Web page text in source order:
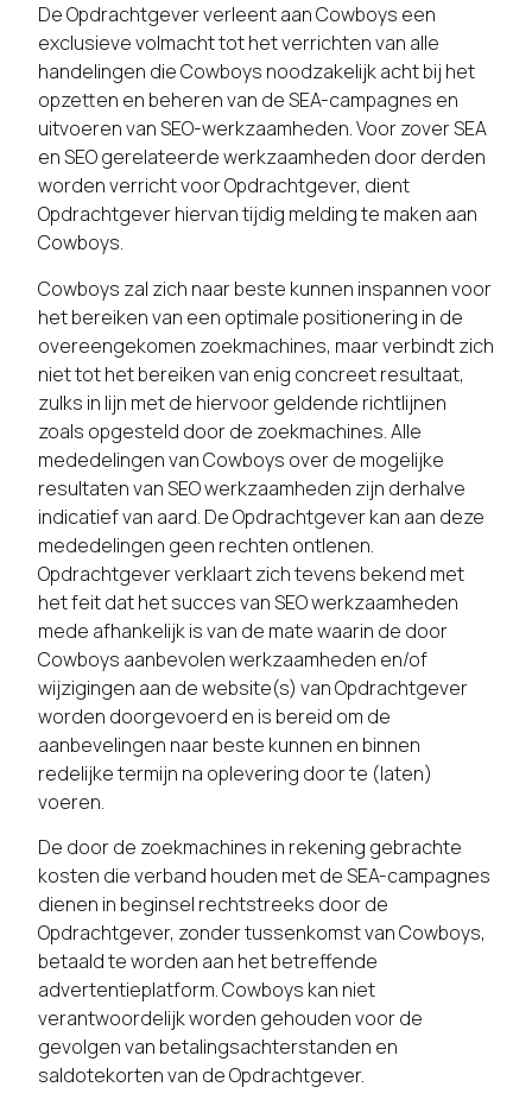
De Opdrachtgever verleent aan Cowboys een
exclusieve volmacht tot het verrichten van alle
handelingen die Cowboys noodzakelijk acht bij het
opzetten en beheren van de SEA-campagnes en
uitvoeren van SEO-werkzaamheden. Voor zover SEA
en SEO gerelateerde werkzaamheden door derden
worden verricht voor Opdrachtgever, dient
Opdrachtgever hiervan tijdig melding te maken aan
Cowboys.
Cowboys zal zich naar beste kunnen inspannen voor
het bereiken van een optimale positionering in de
overeengekomen zoekmachines, maar verbindt zich
niet tot het bereiken van enig concreet resultaat,
zulks in lijn met de hiervoor geldende richtlijnen
zoals opgesteld door de zoekmachines. Alle
mededelingen van Cowboys over de mogelijke
resultaten van SEO werkzaamheden zijn derhalve
indicatief van aard. De Opdrachtgever kan aan deze
mededelingen geen rechten ontlenen.
Opdrachtgever verklaart zich tevens bekend met
het feit dat het succes van SEO werkzaamheden
mede afhankelijk is van de mate waarin de door
Cowboys aanbevolen werkzaamheden en/of
wijzigingen aan de website(s) van Opdrachtgever
worden doorgevoerd en is bereid om de
aanbevelingen naar beste kunnen en binnen
redelijke termijn na oplevering door te (laten)
voeren.
De door de zoekmachines in rekening gebrachte
kosten die verband houden met de SEA-campagnes
dienen in beginsel rechtstreeks door de
Opdrachtgever, zonder tussenkomst van Cowboys,
betaald te worden aan het betreffende
advertentieplatform. Cowboys kan niet
verantwoordelijk worden gehouden voor de
gevolgen van betalingsachterstanden en
saldotekorten van de Opdrachtgever.